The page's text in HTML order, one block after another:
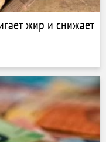
жир и снижает